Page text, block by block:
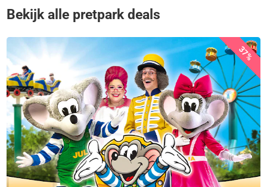
Bekijk alle pretpark deals
37%